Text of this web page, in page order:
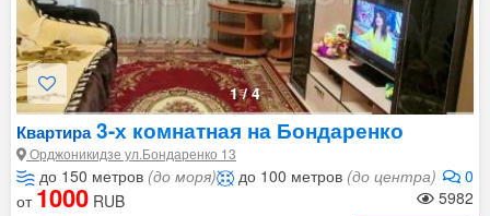
1/4
Квартира3-х комнатная на Бондаренко
Орджоникидзе ул.Бондаренко 13
до 150 метров (до моря) 0
до 100 метров (до центра)
5982
от 1000 RUB